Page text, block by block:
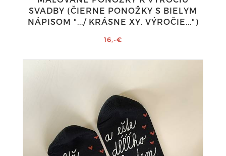
SVADBY (ČIERNE PONOŽKY S BIELYM
NÁPISOM ".../ KRÁSNE XY. VÝROČIE...")
16,-€